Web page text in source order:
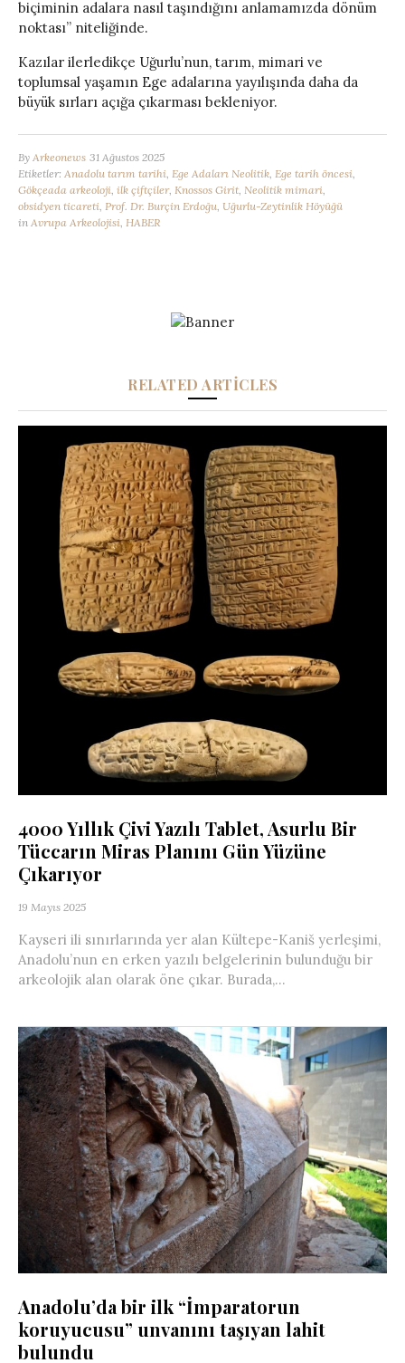
biçiminin adalara nasıl taşındığını anlamamızda dönüm
noktası” niteliğinde.
Kazılar ilerledikçe Uğurlu’nun, tarım, mimari ve
toplumsal yaşamın Ege adalarına yayılışında daha da
büyük sırları açığa çıkarması bekleniyor.
By Arkeonews 31 Ağustos 2025
Etiketler: Anadolu tarım tarihi, Ege Adaları Neolitik, Ege tarih öncesi,
Gökçeada arkeoloji, ilk çiftçiler, Knossos Girit, Neolitik mimari,
obsidyen ticareti, Prof. Dr. Burçin Erdoğu, Uğurlu-Zeytinlik Höyüğü
in Avrupa Arkeolojisi, HABER
RELATED ARTICLES
4000 Yıllık Çivi Yazılı Tablet, Asurlu Bir
Tüccarın Miras Planını Gün Yüzüne
Çıkarıyor
19 Mayıs 2025
Kayseri ili sınırlarında yer alan Kültepe-Kaniš yerleşimi,
Anadolu’nun en erken yazılı belgelerinin bulunduğu bir
arkeolojik alan olarak öne çıkar. Burada,...
Anadolu’da bir ilk “İmparatorun
koruyucusu” unvanını taşıyan lahit
bulundu